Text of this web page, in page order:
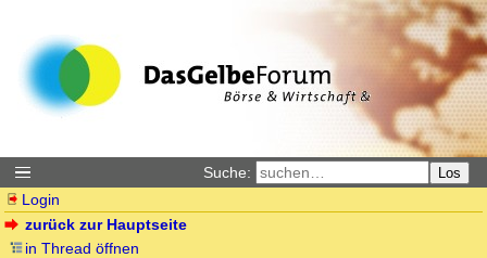
Suche: Los
Login
zurück zur Hauptseite
in Thread öffnen